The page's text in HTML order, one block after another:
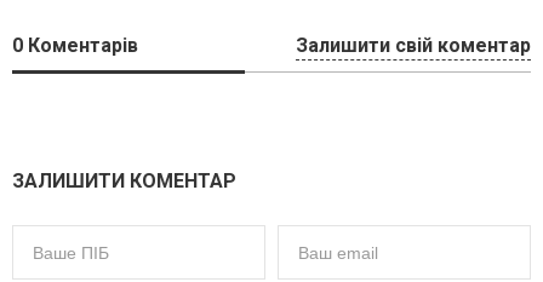
0 Коментарів Залишити свій коментар
ЗАЛИШИТИ КОМЕНТАР